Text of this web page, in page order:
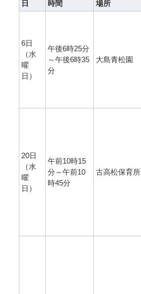
日 時間 場所
6日
（水
曜
日）
午後6時25分
～午後6時35
分
大島青松園
20日
（水
曜
日）
午前10時15
分～午前10
時45分
古高松保育所